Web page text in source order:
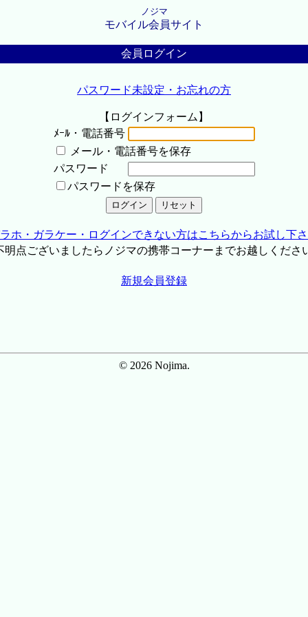
ノジマ
モバイル会員サイト
会員ログイン
パスワード未設定・お忘れの方
【ログインフォーム】
ﾒｰﾙ・電話番号
メール・電話番号を保存
パスワード
パスワードを保存
ホ・ガラケー・ログインできない方はこちらからお試し下
点ございましたらノジマの携帯コーナーまでお越しくださ
新規会員登録
© 2026 Nojima.